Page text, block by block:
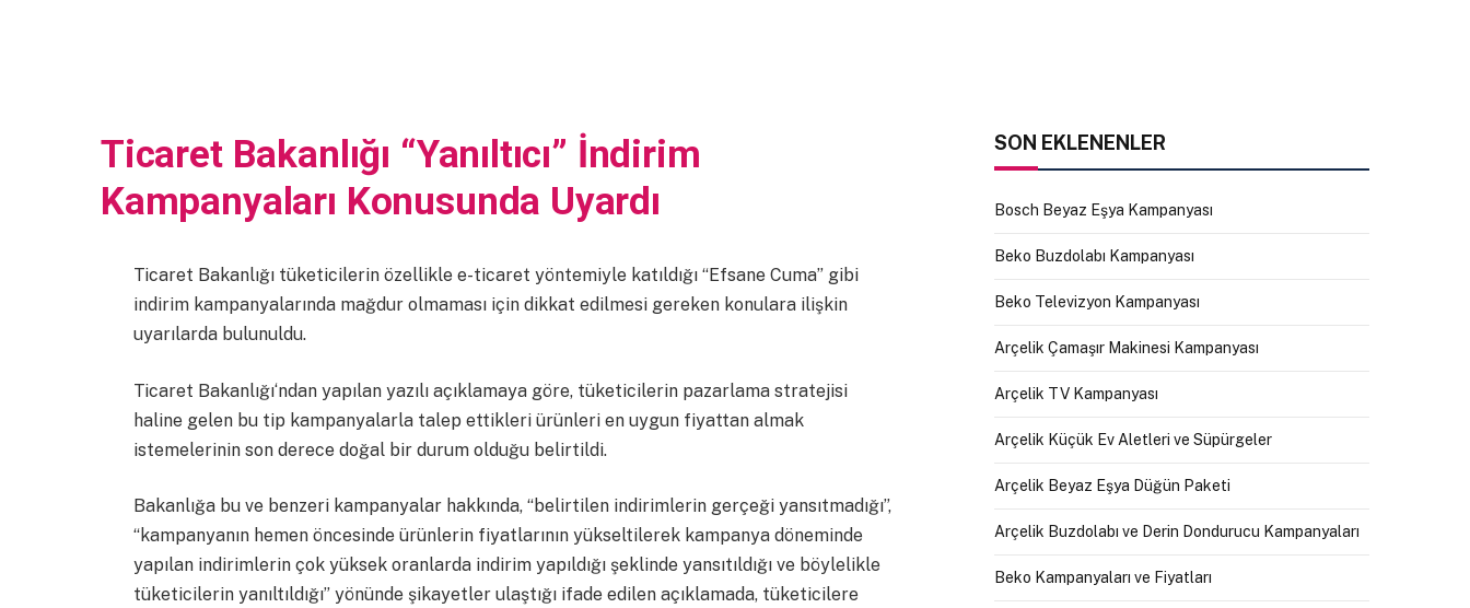
Ticaret Bakanlığı “Yanıltıcı” İndirim
Kampanyaları Konusunda Uyardı
Ticaret Bakanlığı tüketicilerin özellikle e-ticaret yöntemiyle katıldığı “Efsane Cuma” gibi
indirim kampanyalarında mağdur olmaması için dikkat edilmesi gereken konulara ilişkin
uyarılarda bulunuldu.
Ticaret Bakanlığı‘ndan yapılan yazılı açıklamaya göre, tüketicilerin pazarlama stratejisi
haline gelen bu tip kampanyalarla talep ettikleri ürünleri en uygun fiyattan almak
istemelerinin son derece doğal bir durum olduğu belirtildi.
Bakanlığa bu ve benzeri kampanyalar hakkında, “belirtilen indirimlerin gerçeği yansıtmadığı”,
“kampanyanın hemen öncesinde ürünlerin fiyatlarının yükseltilerek kampanya döneminde
yapılan indirimlerin çok yüksek oranlarda indirim yapıldığı şeklinde yansıtıldığı ve böylelikle
tüketicilerin yanıltıldığı” yönünde şikayetler ulaştığı ifade edilen açıklamada, tüketicilere
SON EKLENENLER
Bosch Beyaz Eşya Kampanyası
Beko Buzdolabı Kampanyası
Beko Televizyon Kampanyası
Arçelik Çamaşır Makinesi Kampanyası
Arçelik TV Kampanyası
Arçelik Küçük Ev Aletleri ve Süpürgeler
Arçelik Beyaz Eşya Düğün Paketi
Arçelik Buzdolabı ve Derin Dondurucu Kampanyaları
Beko Kampanyaları ve Fiyatları